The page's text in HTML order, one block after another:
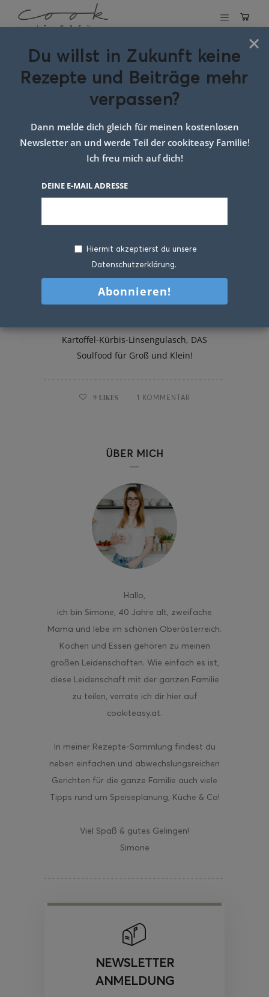
Eis am Stil
Schlagwort:
rezept für rote
linsen
Kartoffel-Kürbis-Linsengulasch, DAS
Soulfood für Groß und Klein!
9 LIKES 1 KOMMENTAR
ÜBER MICH
Hallo,
ich bin Simone, 40 Jahre alt, zweifache
Mama und lebe im schönen Oberösterreich.
Kochen und Essen gehören zu meinen
großen Leidenschaften. Wie einfach es ist,
diese Leidenschaft mit der ganzen Familie
zu teilen, verrate ich dir hier auf
cookiteasy.at.
In meiner Rezepte-Sammlung findest du
neben einfachen und abwechslungsreichen
Gerichten für die ganze Familie auch viele
Tipps rund um Speiseplanung, Küche & Co!
Viel Spaß & gutes Gelingen!
Simone
NEWSLETTER
ANMELDUNG
×
Du willst in Zukunft keine
Rezepte und Beiträge mehr
verpassen?
Dann melde dich gleich für meinen kostenlosen
Newsletter an und werde Teil der cookiteasy Familie!
Ich freu mich auf dich!
DEINE E-MAIL ADRESSE
Hiermit akzeptierst du unsere
Datenschutzerklärung.